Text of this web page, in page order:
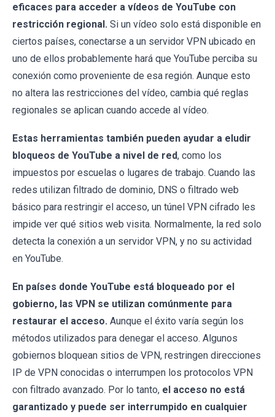
eficaces para acceder a vídeos de YouTube con
restricción regional. Si un vídeo solo está disponible en
ciertos países, conectarse a un servidor VPN ubicado en
uno de ellos probablemente hará que YouTube perciba su
conexión como proveniente de esa región. Aunque esto
no altera las restricciones del vídeo, cambia qué reglas
regionales se aplican cuando accede al vídeo.
Estas herramientas también pueden ayudar a eludir
bloqueos de YouTube a nivel de red, como los
impuestos por escuelas o lugares de trabajo. Cuando las
redes utilizan filtrado de dominio, DNS o filtrado web
básico para restringir el acceso, un túnel VPN cifrado les
impide ver qué sitios web visita. Normalmente, la red solo
detecta la conexión a un servidor VPN, y no su actividad
en YouTube.
En países donde YouTube está bloqueado por el
gobierno, las VPN se utilizan comúnmente para
restaurar el acceso. Aunque el éxito varía según los
métodos utilizados para denegar el acceso. Algunos
gobiernos bloquean sitios de VPN, restringen direcciones
IP de VPN conocidas o interrumpen los protocolos VPN
con filtrado avanzado. Por lo tanto, el acceso no está
garantizado y puede ser interrumpido en cualquier